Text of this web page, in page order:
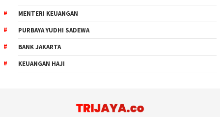
MENTERI KEUANGAN
PURBAYA YUDHI SADEWA
BANK JAKARTA
KEUANGAN HAJI